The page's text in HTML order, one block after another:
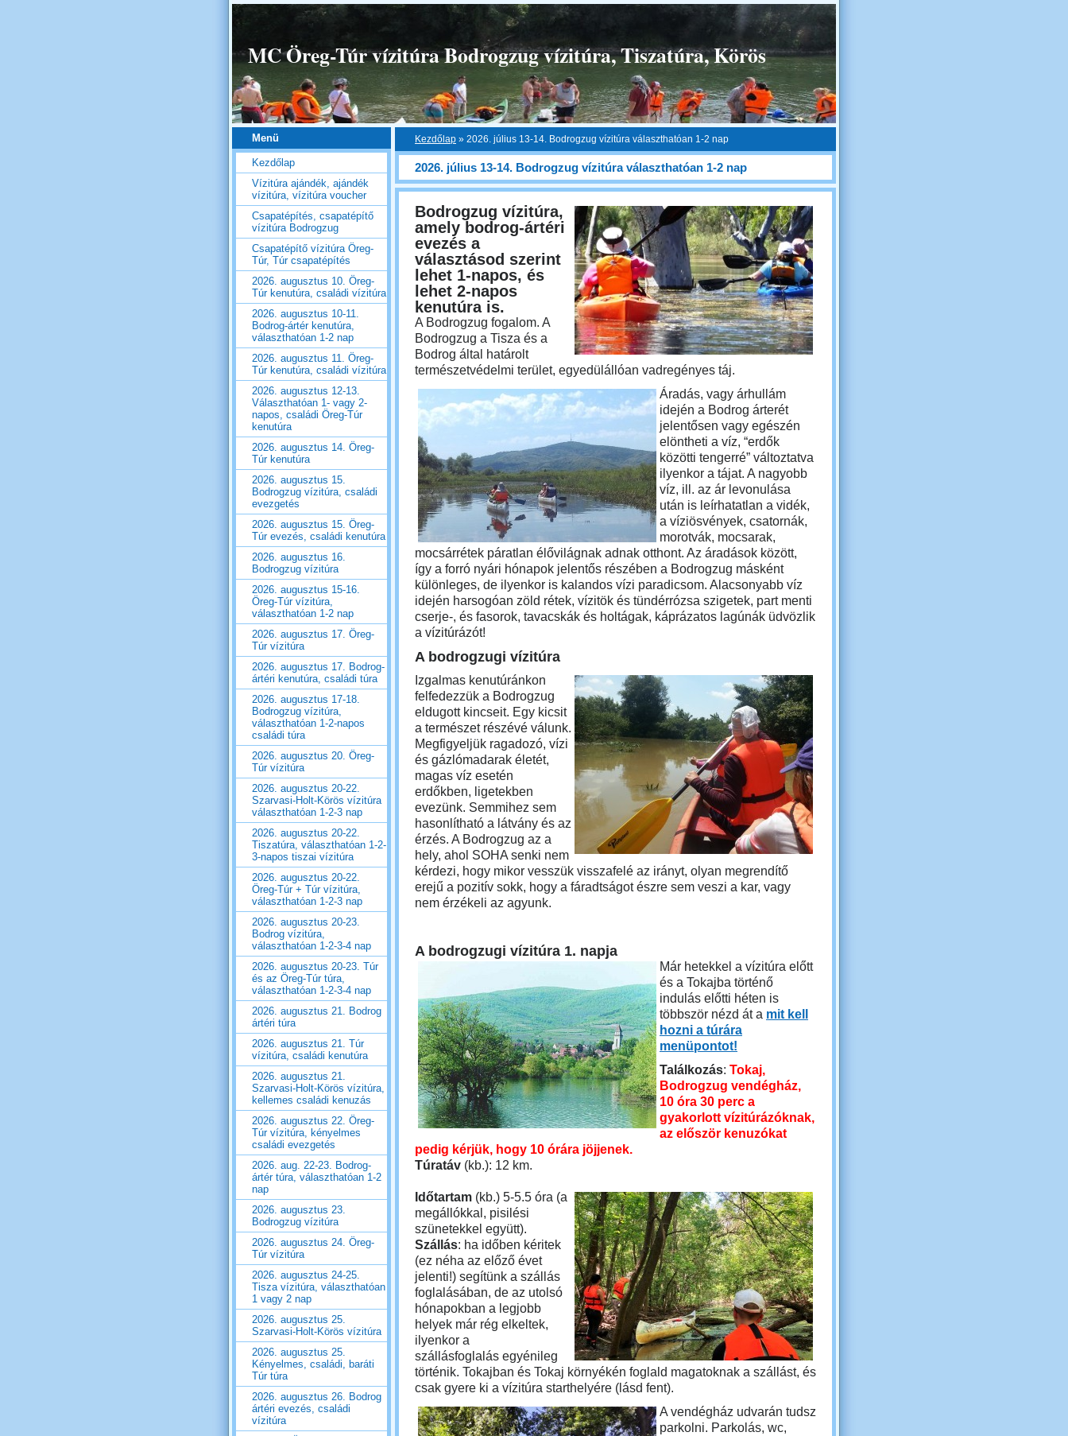
MC Öreg-Túr vízitúra Bodrogzug vízitúra, Tiszatúra, Körös
Kezdőlap » 2026. július 13-14. Bodrogzug vízitúra választhatóan 1-2 nap
2026. július 13-14. Bodrogzug vízitúra választhatóan 1-2 nap
Bodrogzug vízitúra,
amely bodrog-ártéri
evezés a
választásod szerint
lehet 1-napos, és
lehet 2-napos
kenutúra is.
A Bodrogzug fogalom. A
Bodrogzug a Tisza és a
Bodrog által határolt
természetvédelmi terület, egyedülállóan vadregényes táj.
Áradás, vagy árhullám
idején a Bodrog árterét
jelentősen vagy egészén
elöntheti a víz, “erdők
közötti tengerré” változtatva
ilyenkor a tájat. A nagyobb
víz, ill. az ár levonulása
után is leírhatatlan a vidék,
a víziösvények, csatornák,
morotvák, mocsarak,
mocsárrétek páratlan élővilágnak adnak otthont. Az áradások között,
így a forró nyári hónapok jelentős részében a Bodrogzug másként
különleges, de ilyenkor is kalandos vízi paradicsom. Alacsonyabb víz
idején harsogóan zöld rétek, vízitök és tündérrózsa szigetek, part menti
cserje-, és fasorok, tavacskák és holtágak, káprázatos lagúnák üdvözlik
a vízitúrázót!
A bodrogzugi vízitúra
Izgalmas kenutúránkon
felfedezzük a Bodrogzug
eldugott kincseit. Egy kicsit
a természet részévé válunk.
Megfigyeljük ragadozó, vízi
és gázlómadarak életét,
magas víz esetén
erdőkben, ligetekben
evezünk. Semmihez sem
hasonlítható a látvány és az
érzés. A Bodrogzug az a
hely, ahol SOHA senki nem
kérdezi, hogy mikor vesszük visszafelé az irányt, olyan megrendítő
erejű a pozitív sokk, hogy a fáradtságot észre sem veszi a kar, vagy
nem érzékeli az agyunk.
A bodrogzugi vízitúra 1. napja
Már hetekkel a vízitúra előtt
és a Tokajba történő
indulás előtti héten is
többször nézd át a mit kell
hozni a túrára
menüpontot!
Találkozás: Tokaj,
Bodrogzug vendégház,
10 óra 30 perc a
gyakorlott vízitúrázóknak,
az először kenuzókat
pedig kérjük, hogy 10 órára jöjjenek.
Túratáv (kb.): 12 km.
Időtartam (kb.) 5-5.5 óra (a
megállókkal, pisilési
szünetekkel együtt).
Szállás: ha időben kéritek
(ez néha az előző évet
jelenti!) segítünk a szállás
foglalásában, de az utolsó
hónapokban a legjobb
helyek már rég elkeltek,
ilyenkor a
szállásfoglalás egyénileg
történik. Tokajban és Tokaj környékén foglald magatoknak a szállást, és
csak gyere ki a vízitúra starthelyére (lásd fent).
A vendégház udvarán tudsz
parkolni. Parkolás, wc,
Menü
Kezdőlap
Vízitúra ajándék, ajándék
vízitúra, vízitúra voucher
Csapatépítés, csapatépítő
vízitúra Bodrogzug
Csapatépítő vízitúra Öreg-
Túr, Túr csapatépítés
2026. augusztus 10. Öreg-
Túr kenutúra, családi vízitúra
2026. augusztus 10-11.
Bodrog-ártér kenutúra,
választhatóan 1-2 nap
2026. augusztus 11. Öreg-
Túr kenutúra, családi vízitúra
2026. augusztus 12-13.
Választhatóan 1- vagy 2-
napos, családi Öreg-Túr
kenutúra
2026. augusztus 14. Öreg-
Túr kenutúra
2026. augusztus 15.
Bodrogzug vízitúra, családi
evezgetés
2026. augusztus 15. Öreg-
Túr evezés, családi kenutúra
2026. augusztus 16.
Bodrogzug vízitúra
2026. augusztus 15-16.
Öreg-Túr vízitúra,
választhatóan 1-2 nap
2026. augusztus 17. Öreg-
Túr vízitúra
2026. augusztus 17. Bodrog-
ártéri kenutúra, családi túra
2026. augusztus 17-18.
Bodrogzug vízitúra,
választhatóan 1-2-napos
családi túra
2026. augusztus 20. Öreg-
Túr vízitúra
2026. augusztus 20-22.
Szarvasi-Holt-Körös vízitúra
választhatóan 1-2-3 nap
2026. augusztus 20-22.
Tiszatúra, választhatóan 1-2-
3-napos tiszai vízitúra
2026. augusztus 20-22.
Öreg-Túr + Túr vízitúra,
választhatóan 1-2-3 nap
2026. augusztus 20-23.
Bodrog vízitúra,
választhatóan 1-2-3-4 nap
2026. augusztus 20-23. Túr
és az Öreg-Túr túra,
választhatóan 1-2-3-4 nap
2026. augusztus 21. Bodrog
ártéri túra
2026. augusztus 21. Túr
vízitúra, családi kenutúra
2026. augusztus 21.
Szarvasi-Holt-Körös vízitúra,
kellemes családi kenuzás
2026. augusztus 22. Öreg-
Túr vízitúra, kényelmes
családi evezgetés
2026. aug. 22-23. Bodrog-
ártér túra, választhatóan 1-2
nap
2026. augusztus 23.
Bodrogzug vízitúra
2026. augusztus 24. Öreg-
Túr vízitúra
2026. augusztus 24-25.
Tisza vízitúra, választhatóan
1 vagy 2 nap
2026. augusztus 25.
Szarvasi-Holt-Körös vízitúra
2026. augusztus 25.
Kényelmes, családi, baráti
Túr túra
2026. augusztus 26. Bodrog
ártéri evezés, családi
vízitúra